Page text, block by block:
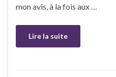
mon avis, à la fois aux …
Lire la suite